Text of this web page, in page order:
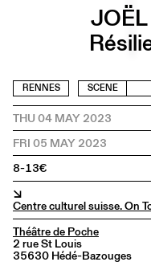
RENNES SCENE
THU 04 MAY 2023
FRI 05 MAY 2023
8-13€
↘
Centre culturel suisse. On
Théâtre de Poche
2 rue St Louis
35630 Hédé-Bazouges